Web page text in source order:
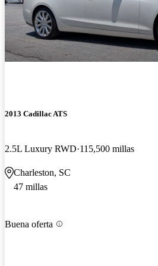
2013 Cadillac ATS
2.5L Luxury RWD 115,500 millas
Charleston, SC
47 millas
Buena oferta